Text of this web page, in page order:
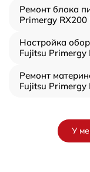
Ремонт блока
Primergy RX200
Настройка
Fujitsu Primergy
Ремонт
Fujitsu Primergy
У